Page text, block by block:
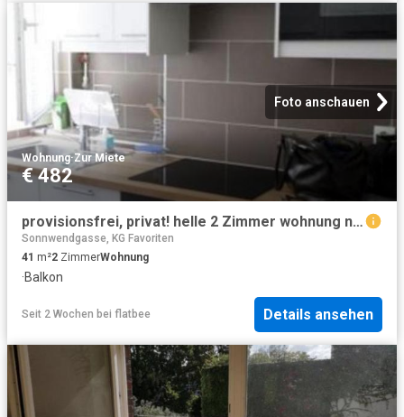
Foto anschauen
Wohnung·Zur Miete
€ 482
provisionsfrei, privat! helle 2 Zimmer wohnung nähe naschmarkt!
Sonnwendgasse, KG Favoriten
41 m²2 ZimmerWohnung
·Balkon
Seit 2 Wochen bei flatbee Details ansehen